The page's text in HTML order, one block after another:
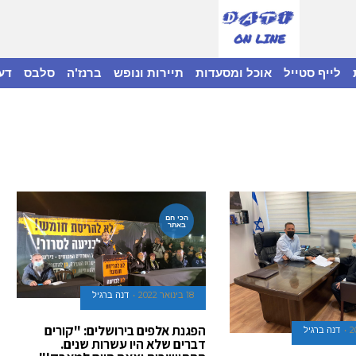
לייף סטייל אוכל ומסעדות תיירות ונופש ברנז'ה סלבס
דנה ברגיל
הכי חם
באתר
18 בינואר 2022 דנה ברגיל
הפגנת אלפים בירושלים: "קורים
דברים שלא היו עשרות שנים.